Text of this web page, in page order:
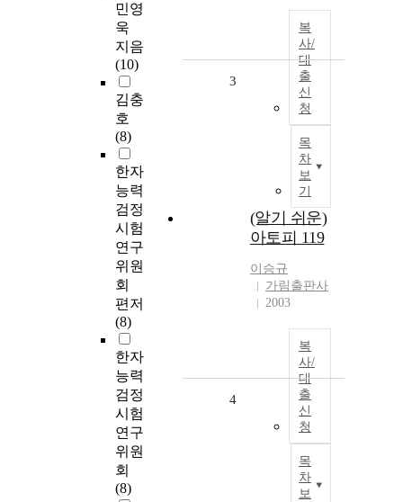
민영
욱
지음
(10)
김충
호
(8)
한자
능력
검정
시험
연구
위원
회
편저
(8)
한자
능력
검정
시험
연구
위원
회
(8)
복
사/
대
출
신
청
목
차
보
기
3
(알기 쉬운)
아토피 119
이승규
가림출판사
2003
복
사/
대
출
신
청
목
차
보
4